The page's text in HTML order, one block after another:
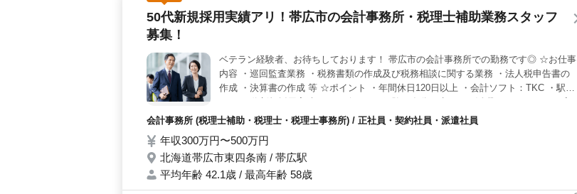
50代新規採用実績アリ！帯広市の会計事務所・税理士補助業務スタッフ
募集！
ベテラン経験者、お待ちしております！ 帯広市の会計事務所での勤務です◎ ☆お仕事
内容 ・巡回監査業務 ・税務書類の作成及び税務相談に関する業務 ・法人税申告書の
作成 ・決算書の作成 等 ☆ポイント ・年間休日120日以上 ・会計ソフト：TKC ・駅チ
募お待ちしております☆
会計事務所 (税理士補助・税理士・税理士事務所) / 正社員・契約社員・派遣社員
年収300万円〜500万円
北海道帯広市東四条南 / 帯広駅
平均年齢 42.1歳 / 最高年齢 58歳